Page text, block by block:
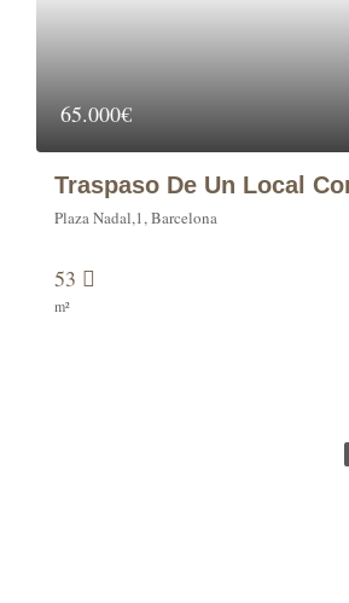
65.000€
Plaza Nadal,1, Barcelona
53
m²